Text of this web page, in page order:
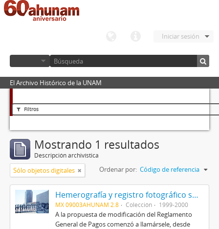
Iniciar sesión
El Archivo Histórico de la UNAM
Filtros
Mostrando 1 resultados
Descripción archivística
Sólo objetos digitales Ordenar por: Código de referencia
Hemerografía y registro fotográfico sobre el conflicto universitario de 1999-2000
MX 09003AHUNAM 2.8 Colección 1999-2000
A la propuesta de modificación del Reglamento
General de Pagos comenzó a llamársele, desde